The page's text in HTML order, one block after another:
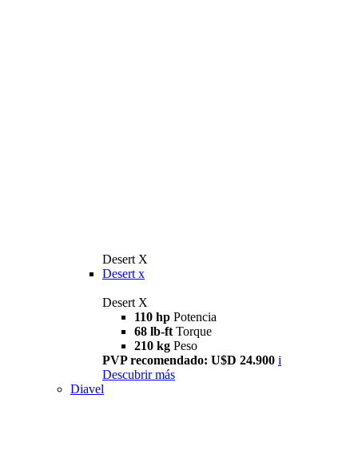
Desert X
Desert x
Desert X
110 hp Potencia
68 lb-ft Torque
210 kg Peso
PVP recomendado: U$D 24.900 i
Descubrir más
Diavel